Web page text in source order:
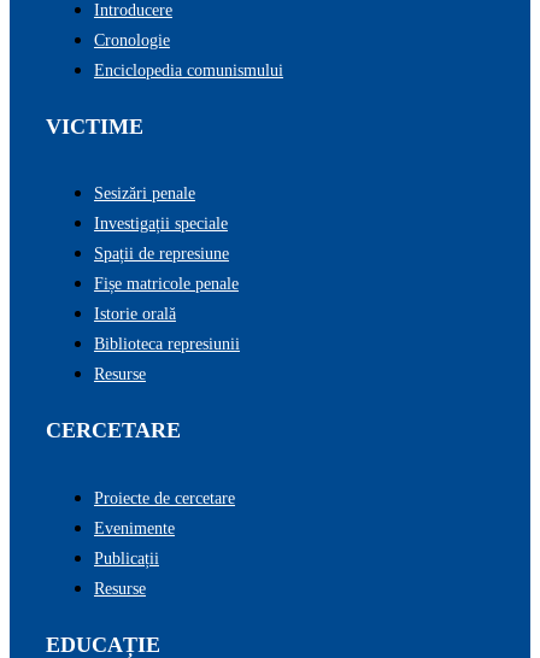
Introducere
Cronologie
Enciclopedia comunismului
VICTIME
Sesizări penale
Investigații speciale
Spații de represiune
Fișe matricole penale
Istorie orală
Biblioteca represiunii
Resurse
CERCETARE
Proiecte de cercetare
Evenimente
Publicații
Resurse
EDUCAȚIE